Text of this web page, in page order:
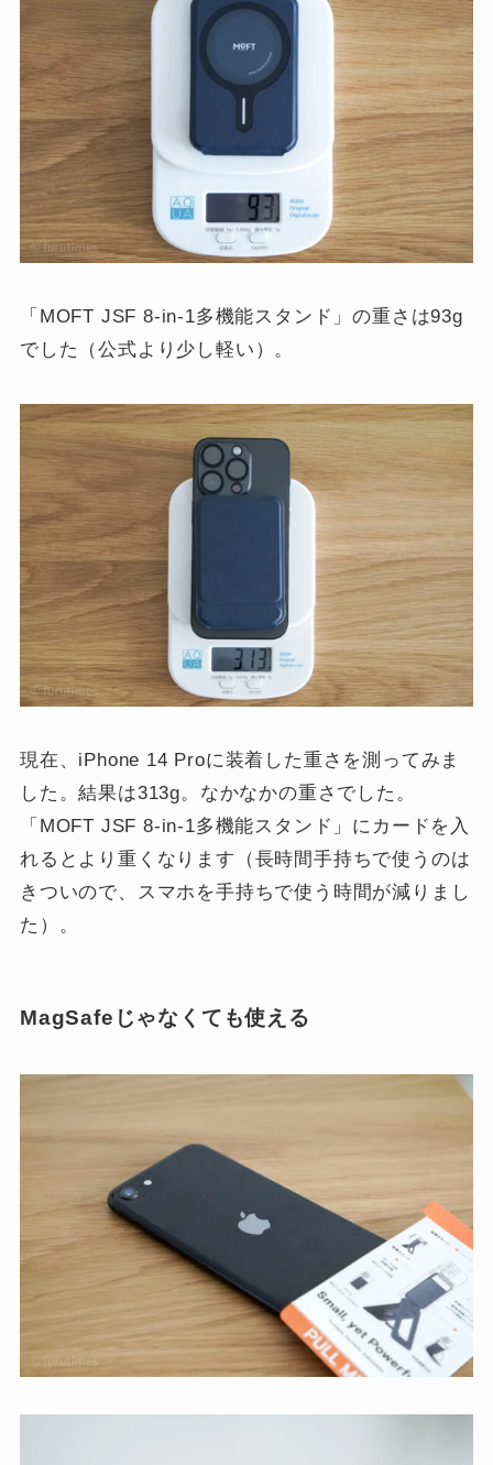
「MOFT JSF 8-in-1多機能スタンド」の重さは93g
でした（公式より少し軽い）。
現在、iPhone 14 Proに装着した重さを測ってみま
した。結果は313g。なかなかの重さでした。
「MOFT JSF 8-in-1多機能スタンド」にカードを入
れるとより重くなります（長時間手持ちで使うのは
きついので、スマホを手持ちで使う時間が減りまし
た）。
MagSafeじゃなくても使える